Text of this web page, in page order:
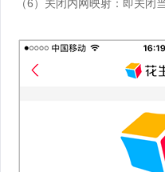
（6）关闭内网映射：即关闭